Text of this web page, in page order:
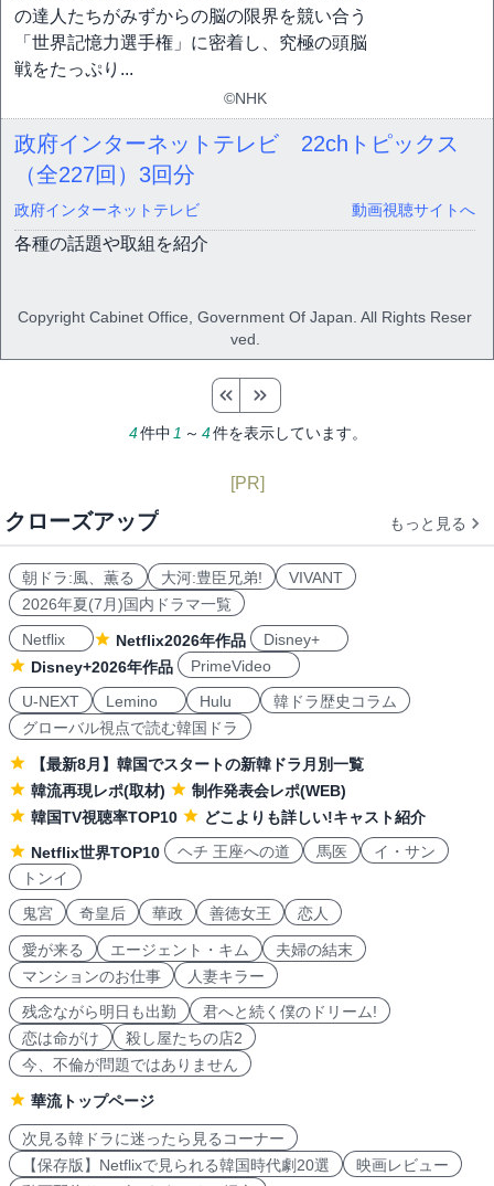
の達人たちがみずからの脳の限界を競い合う
「世界記憶力選手権」に密着し、究極の頭脳
戦をたっぷり...
©NHK
政府インターネットテレビ 22chトピックス
（全227回） 3回分
政府インターネットテレビ 動画視聴サイトへ
各種の話題や取組を紹介
Copyright Cabinet Office, Government Of Japan. All Rights Reser
ved.
4件中 1 ～ 4件を表示しています。
[PR]
クローズアップ もっと見る
朝ドラ:風、薫る 大河:豊臣兄弟!
VIVANT
2026年夏(7月)国内ドラマ一覧
Netflix
Netflix2026年作品
Disney+
Disney+2026年作品
PrimeVideo
U-NEXT
Lemino Hulu
韓ドラ歴史コラム
グローバル視点で読む韓国ドラ
【最新8月】韓国でスタートの新韓ドラ月別一覧
韓流再現レポ(取材)
制作発表会レポ(WEB)
韓国TV視聴率TOP10
どこよりも詳しい!キャスト紹介
Netflix世界TOP10
ヘチ 王座への道 馬医
イ・サン
トンイ
鬼宮
奇皇后 華政 善徳女王 恋人
愛が来る エージェント・キム
夫婦の結末
マンションのお仕事
人妻キラー
残念ながら明日も出勤
君へと続く僕のドリーム!
恋は命がけ
殺し屋たちの店2
今、不倫が問題ではありません
華流トップページ
次見る韓ドラに迷ったら見るコーナー
【保存版】Netflixで見られる韓国時代劇20選
映画レビュー